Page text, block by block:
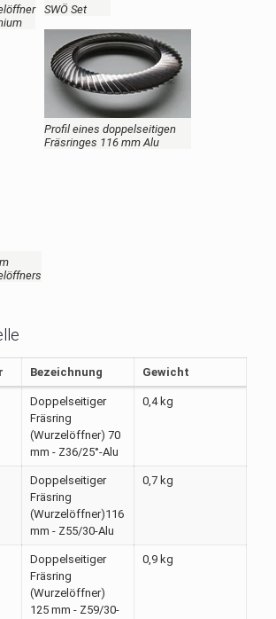
SWÖ Set
Profil eines doppelseitigen
Fräsringes 116 mm Alu
Bezeichnung Gewicht
Doppelseitiger
Fräsring
(Wurzelöffner) 70
mm - Z36/25°-Alu
0,4 kg
Doppelseitiger
Fräsring
(Wurzelöffner)116
mm - Z55/30-Alu
0,7 kg
Doppelseitiger
Fräsring
(Wurzelöffner)
125 mm - Z59/30-
0,9 kg